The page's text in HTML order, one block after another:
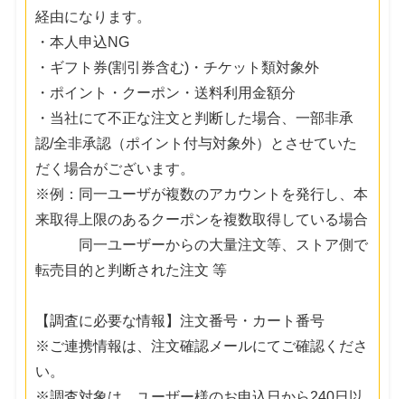
経由になります。
・本人申込NG
・ギフト券(割引券含む)・チケット類対象外
・ポイント・クーポン・送料利用金額分
・当社にて不正な注文と判断した場合、一部非承
認/全非承認（ポイント付与対象外）とさせていた
だく場合がございます。
※例：同一ユーザが複数のアカウントを発行し、本
来取得上限のあるクーポンを複数取得している場合
同一ユーザーからの大量注文等、ストア側で
転売目的と判断された注文 等
【調査に必要な情報】注文番号・カート番号
※ご連携情報は、注文確認メールにてご確認くださ
い。